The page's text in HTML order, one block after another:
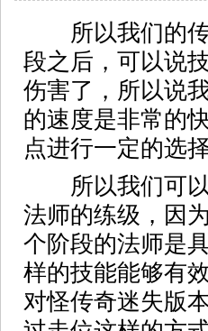
所以我们的传
段之后，可以说
伤害了，所以说
的速度是非常的
点进行一定的选
所以我们可以
法师的练级，因
个阶段的法师是
样的技能能够有
对怪传奇迷失版